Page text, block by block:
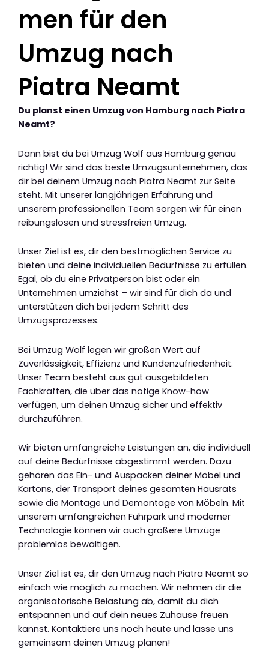
men für den
Umzug nach
Piatra Neamt
Du planst einen Umzug von Hamburg nach Piatra
Neamt?
Dann bist du bei Umzug Wolf aus Hamburg genau
richtig! Wir sind das beste Umzugsunternehmen, das
dir bei deinem Umzug nach Piatra Neamt zur Seite
steht. Mit unserer langjährigen Erfahrung und
unserem professionellen Team sorgen wir für einen
reibungslosen und stressfreien Umzug.
Unser Ziel ist es, dir den bestmöglichen Service zu
bieten und deine individuellen Bedürfnisse zu erfüllen.
Egal, ob du eine Privatperson bist oder ein
Unternehmen umziehst – wir sind für dich da und
unterstützen dich bei jedem Schritt des
Umzugsprozesses.
Bei Umzug Wolf legen wir großen Wert auf
Zuverlässigkeit, Effizienz und Kundenzufriedenheit.
Unser Team besteht aus gut ausgebildeten
Fachkräften, die über das nötige Know-how
verfügen, um deinen Umzug sicher und effektiv
durchzuführen.
Wir bieten umfangreiche Leistungen an, die individuell
auf deine Bedürfnisse abgestimmt werden. Dazu
gehören das Ein- und Auspacken deiner Möbel und
Kartons, der Transport deines gesamten Hausrats
sowie die Montage und Demontage von Möbeln. Mit
unserem umfangreichen Fuhrpark und moderner
Technologie können wir auch größere Umzüge
problemlos bewältigen.
Unser Ziel ist es, dir den Umzug nach Piatra Neamt so
einfach wie möglich zu machen. Wir nehmen dir die
organisatorische Belastung ab, damit du dich
entspannen und auf dein neues Zuhause freuen
kannst. Kontaktiere uns noch heute und lasse uns
gemeinsam deinen Umzug planen!